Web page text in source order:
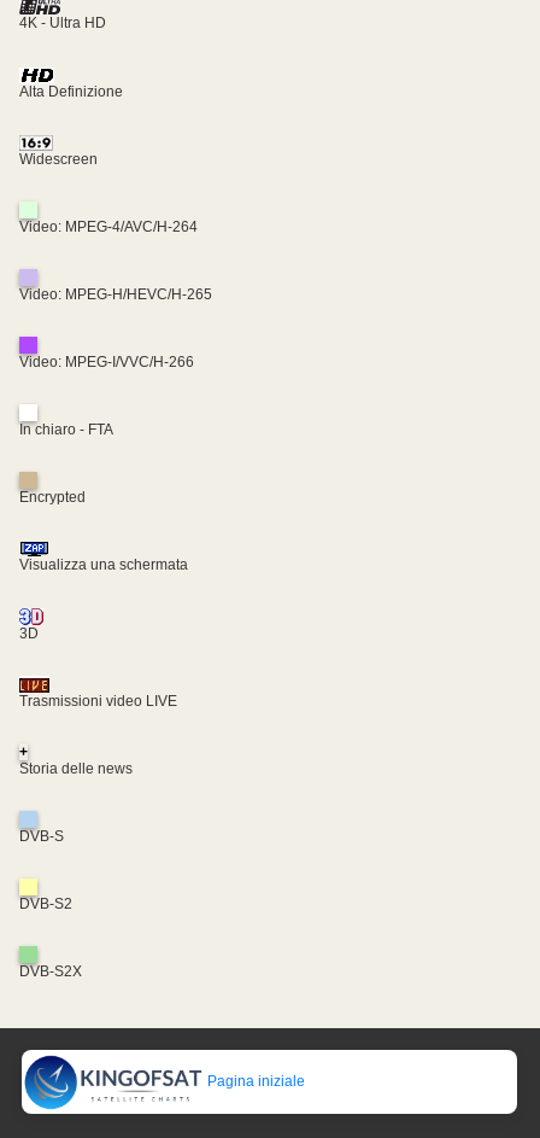
4K - Ultra HD
Alta Definizione
Widescreen
Video: MPEG-4/AVC/H-264
Video: MPEG-H/HEVC/H-265
Video: MPEG-I/VVC/H-266
In chiaro - FTA
Encrypted
Visualizza una schermata
3D
Trasmissioni video LIVE
+
Storia delle news
DVB-S
DVB-S2
DVB-S2X
Pagina iniziale